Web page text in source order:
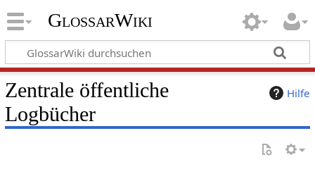
GlossarWiki
Hilfe
Zentrale öffentliche
Logbücher